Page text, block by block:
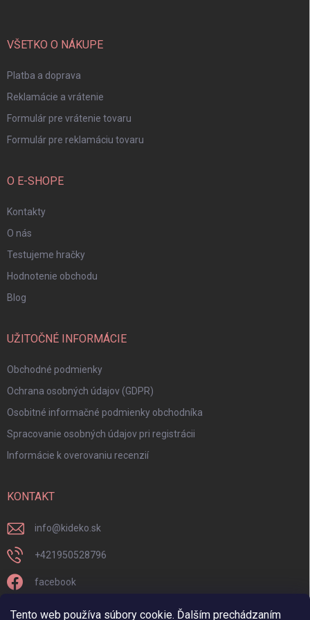
Tento web používa súbory cookie. Ďalším prechádzaním
VŠETKO O NÁKUPE
Platba a doprava
Reklamácie a vrátenie
Formulár pre vrátenie tovaru
Formulár pre reklamáciu tovaru
O E-SHOPE
Kontakty
O nás
Testujeme hračky
Hodnotenie obchodu
Blog
UŽITOČNÉ INFORMÁCIE
Obchodné podmienky
Ochrana osobných údajov (GDPR)
Osobitné informačné podmienky obchodníka
Spracovanie osobných údajov pri registrácii
Informácie k overovaniu recenzií
KONTAKT
info@kideko.sk
+421950528796
facebook
kideko.sk/